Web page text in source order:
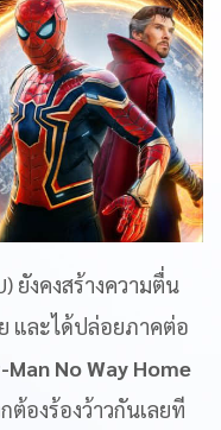
ยังคงสร้างความตื่น
และได้ปล่อยภาคต่อ
Man No Way Home
ต้องร้องว้าวกันเลยที